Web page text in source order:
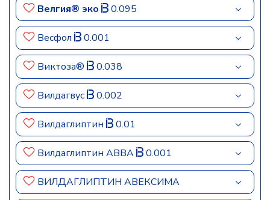
Велгия® эко 0.095
Весфол 0.001
Виктоза® 0.038
Вилдагвус 0.002
Вилдаглиптин 0.01
Вилдаглиптин АВВА 0.001
ВИЛДАГЛИПТИН АВЕКСИМА